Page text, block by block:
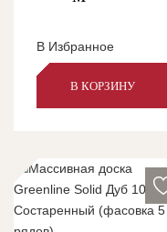
В Избранное
В КОРЗИНУ